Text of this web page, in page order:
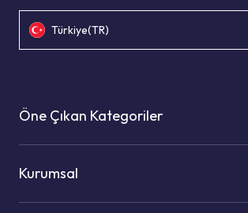
Türkiye(TR)
Öne Çıkan Kategoriler
Kurumsal